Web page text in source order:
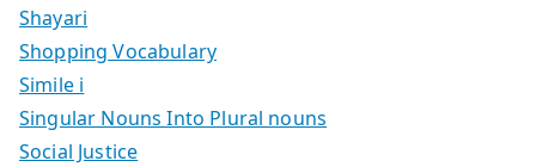
Shayari
Shopping Vocabulary
Simile i
Singular Nouns Into Plural nouns
Social Justice